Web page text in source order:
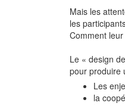
Mais les
les
Comment
Le « design
pour produire
Les
la